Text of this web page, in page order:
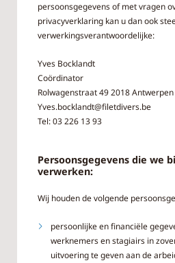
persoonsgegevens of met vragen
privacyverklaring kan u dan ook
verwerkingsverantwoordelijke:
Yves Bocklandt
Coördinator
Rolwagenstraat 49 2018 Antwerpen
Yves.bocklandt@filetdivers.be
Tel: 03 226 13 93
Persoonsgegevens die we
verwerken:
Wij houden de volgende
persoonlijke en financiële
werknemers en stagiairs in
uitvoering te geven aan de